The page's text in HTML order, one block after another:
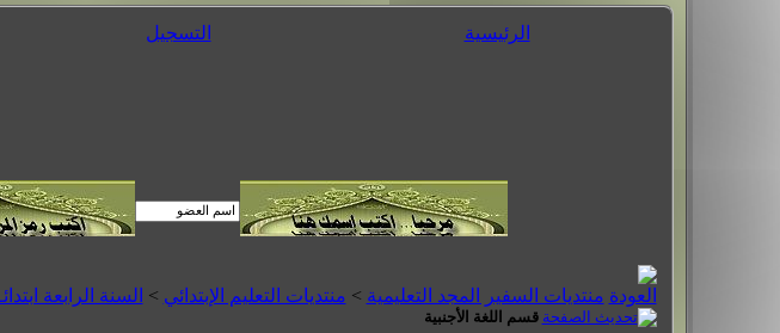
الرئيسية التسجيل
منتديات السفير المجد التعليمية > منتديات التعليم الإبتدائي > السنة الرابعة
قسم اللغة الأجنبية